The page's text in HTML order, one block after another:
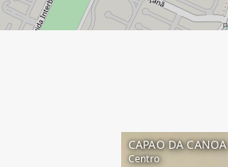
CAPAO DA CANOA
Centro